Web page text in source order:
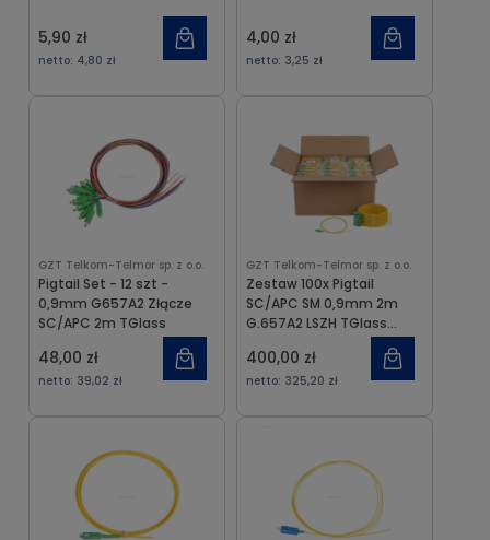
5,90 zł
netto: 4,80 zł
4,00 zł
netto: 3,25 zł
GZT Telkom-Telmor sp. z o.o.
Pigtail Set - 12 szt -
0,9mm G657A2 Złącze
SC/APC 2m TGlass
48,00 zł
netto: 39,02 zł
GZT Telkom-Telmor sp. z o.o.
Zestaw 100x Pigtail
SC/APC SM 0,9mm 2m
G.657A2 LSZH TGlass
400,00 zł
netto: 325,20 zł